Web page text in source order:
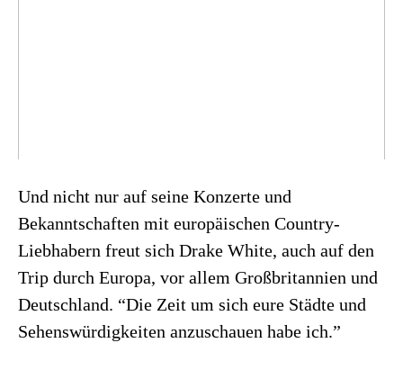
Und nicht nur auf seine Konzerte und
Bekanntschaften mit europäischen Country-
Liebhabern freut sich Drake White, auch auf den
Trip durch Europa, vor allem Großbritannien und
Deutschland. “Die Zeit um sich eure Städte und
Sehenswürdigkeiten anzuschauen habe ich.”